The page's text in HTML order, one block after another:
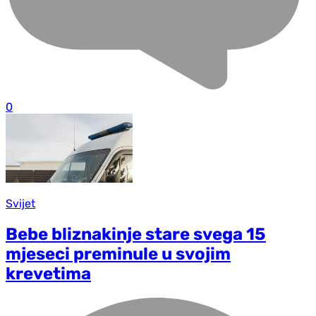
0
Svijet
Bebe bliznakinje stare svega 15
mjeseci preminule u svojim
krevetima